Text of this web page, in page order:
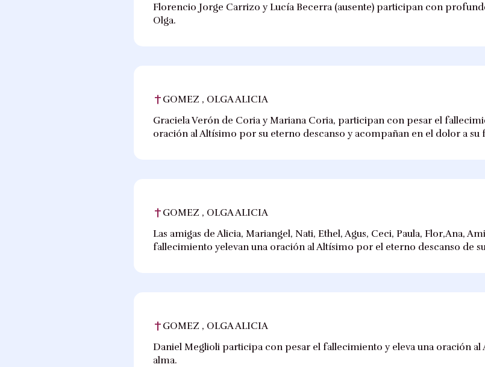
Florencio Jorge Carrizo y Lucía Becerra (ausente) participan con
Olga.
GOMEZ , OLGA ALICIA
Graciela Verón de Coria y Mariana Coria, participan con pesar el
oración al Altísimo por su eterno descanso y acompañan en el dolor a su
GOMEZ , OLGA ALICIA
Las amigas de Alicia, Mariangel, Nati, Ethel, Agus, Ceci, Paula, Flor,Ana,
fallecimiento yelevan una oración al Altísimo por el eterno descanso de
GOMEZ , OLGA ALICIA
Daniel Meglioli participa con pesar el fallecimiento y eleva una oración
alma.